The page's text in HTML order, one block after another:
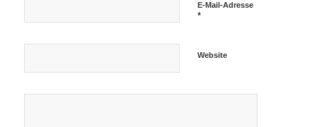
E-Mail-Adresse
*
Website